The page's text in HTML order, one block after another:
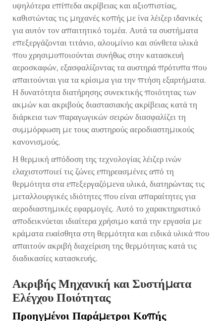
υψηλότερα επίπεδα ακρίβειας και αξιοπιστίας,
καθιστώντας τις μηχανές κοπής με ίνα λέιζερ ιδανικές
για αυτόν τον απαιτητικό τομέα. Αυτά τα συστήματα
επεξεργάζονται τιτάνιο, αλουμίνιο και σύνθετα υλικά
που χρησιμοποιούνται συνήθως στην κατασκευή
αεροσκαφών, εξασφαλίζοντας τα αυστηρά πρότυπα που
απαιτούνται για τα κρίσιμα για την πτήση εξαρτήματα.
Η δυνατότητα διατήρησης συνεκτικής ποιότητας των
ακμών και ακριβούς διαστασιακής ακρίβειας κατά τη
διάρκεια των παραγωγικών σειρών διασφαλίζει τη
συμμόρφωση με τους αυστηρούς αεροδιαστημικούς
κανονισμούς.
Η θερμική απόδοση της τεχνολογίας λέιζερ ινών
ελαχιστοποιεί τις ζώνες επηρεασμένες από τη
θερμότητα στα επεξεργαζόμενα υλικά, διατηρώντας τις
μεταλλουργικές ιδιότητες που είναι απαραίτητες για
αεροδιαστημικές εφαρμογές. Αυτό το χαρακτηριστικό
αποδεικνύεται ιδιαίτερα χρήσιμο κατά την εργασία με
κράματα ευαίσθητα στη θερμότητα και ειδικά υλικά που
απαιτούν ακριβή διαχείριση της θερμότητας κατά τις
διαδικασίες κατασκευής.
Ακριβής Μηχανική και Συστήματα
Ελέγχου Ποιότητας
Προηγμένοι Παράμετροι Κοπής